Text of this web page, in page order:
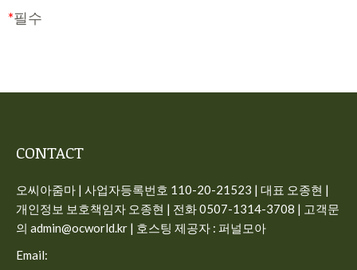
하고, 거부의 의사표시를 하지 아니한 경우 회원이 변경된 약관
① 회사는 제공하는 개별 서비스에 대해서 별도의 이용약관 및
경우에는 그 규정에 따릅니다.
제4조 용어의 정의
① 서비스: 개인용 컴퓨터 (PC), TV, 휴대형 단말기, 전기통신설
있는 정보(해당 정보만으로는 특정 개인을 식별할 수 없더라도
사이트가 고객의 개인정보를 수집 이용하는 목적은 다음과 같
– 필수 수집항목: 이메일, 비밀번호, 이름, 전화번호
– 선택 수집항목: 프로필 이미지
– 이용목적: 가입, 서비스 이용시 상담, 공지사항 전달
– 보유기간: 회원탈퇴시 즉시 삭제, 구매 회원인 경우 5년간 보
*필수
CONTACT
오씨아줌마 | 사업자등록번호 110-20-21523 | 대표 오종현 |
개인정보 보호책임자 오종현 | 전화 0507-1314-3708 | 고객문
의 admin@ocworld.kr | 호스팅 제공자 : 퍼널모아
Email: